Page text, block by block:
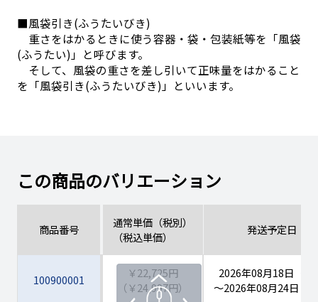
■風袋引き(ふうたいびき)
重さをはかるときに使う容器・袋・包装紙等を「風袋
(ふうたい)」と呼びます。
そして、風袋の重さを差し引いて正味量をはかること
を「風袋引き(ふうたいびき)」といいます。
この商品のバリエーション
商品番号
通常単価（税別）
（税込単価）
発送予定日
100900001
￥22,725円
（￥24,997円）
2026年08月18日（火
～2026年08月24日（